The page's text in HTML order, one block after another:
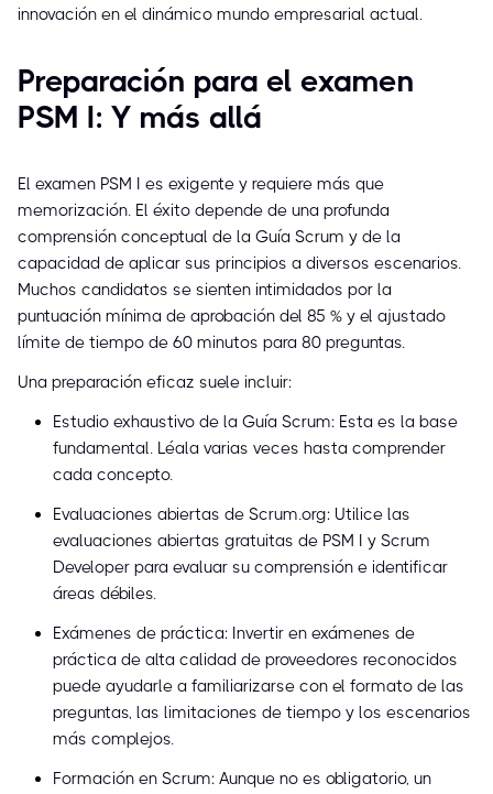
innovación en el dinámico mundo empresarial actual.
Preparación para el examen
PSM I: Y más allá
El examen PSM I es exigente y requiere más que
memorización. El éxito depende de una profunda
comprensión conceptual de la Guía Scrum y de la
capacidad de aplicar sus principios a diversos escenarios.
Muchos candidatos se sienten intimidados por la
puntuación mínima de aprobación del 85 % y el ajustado
límite de tiempo de 60 minutos para 80 preguntas.
Una preparación eficaz suele incluir:
Estudio exhaustivo de la Guía Scrum: Esta es la base
fundamental. Léala varias veces hasta comprender
cada concepto.
Evaluaciones abiertas de Scrum.org: Utilice las
evaluaciones abiertas gratuitas de PSM I y Scrum
Developer para evaluar su comprensión e identificar
áreas débiles.
Exámenes de práctica: Invertir en exámenes de
práctica de alta calidad de proveedores reconocidos
puede ayudarle a familiarizarse con el formato de las
preguntas, las limitaciones de tiempo y los escenarios
más complejos.
Formación en Scrum: Aunque no es obligatorio, un